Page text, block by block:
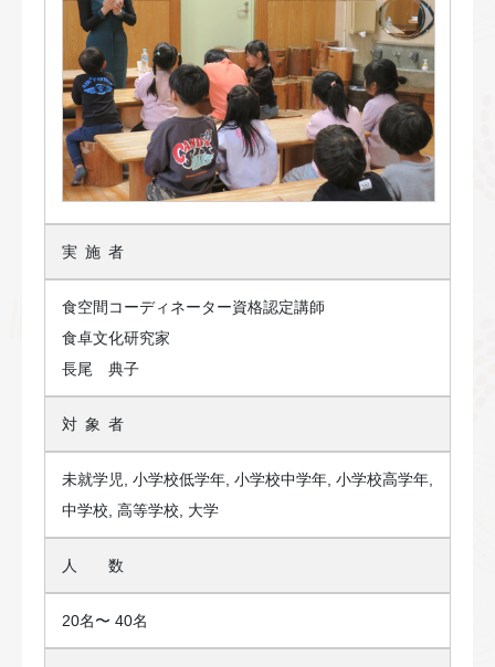
実施 者
食空間コーディネーター資格認定講師
食卓文化研究家
長尾 典子
対象 者
未就学児, 小学校低学年, 小学校中学年, 小学校高学年,
中学校, 高等学校, 大学
人 数
20名〜 40名